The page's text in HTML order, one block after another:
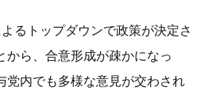
るトップダウンで政策が決定さ
から、合意形成が疎かになっ
党内でも多様な意見が交わされ